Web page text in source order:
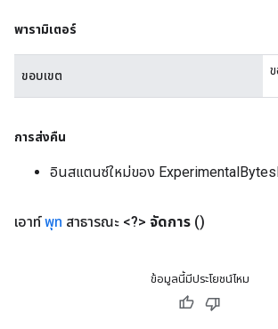
พารามิเตอร์
ขอบเขต
การส่งคืน
อินสแตนซ์ใหม่ของ
เอาท์พุท สาธารณะ <?> จัดการ ()
ข้อมูลนี้มีประโยชน์ไหม